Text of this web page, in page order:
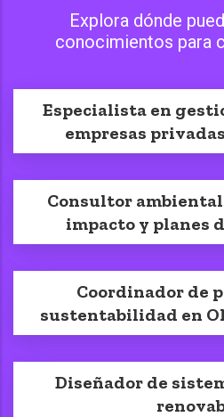
Explora dónde
conocimientos para
Especialista en
empresas
Consultor
impacto y planes
Coordinador de
sustentabilidad en
Diseñador de